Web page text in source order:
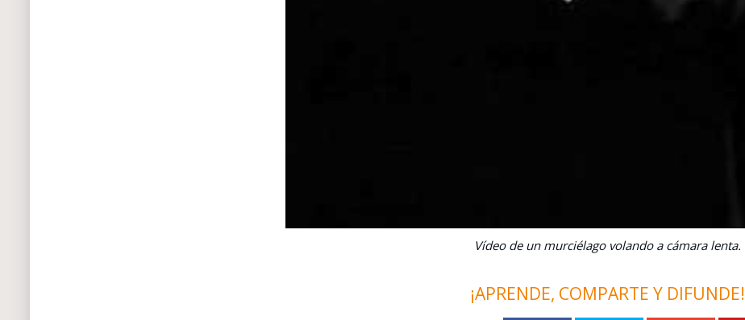
Vídeo de un murciélago volando a cámara lenta.
¡APRENDE, COMPARTE Y DIFUNDE!